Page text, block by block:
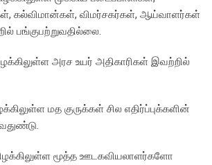
கல்விமான்கள், விமர்சகர்கள், ஆய்வாளர்கள்
பங்குபற்றுவதில்லை.
அரச உயர் அதிகாரிகள் இவற்றில்
மத குருக்கள் சில எதிர்ப்புக்களின்
மூத்த ஊடகவியலாளர்களோ